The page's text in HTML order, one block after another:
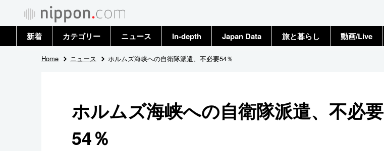
新着 カテゴリー
政治・外交
国際
社会
ニュース
トップ
In-depth Japan Data 旅と暮らし 動画/Live
Home ニュース ホルムズ海峡への自衛隊派遣、不必要54％
ホルムズ海峡への自衛隊派遣、不必要
54％